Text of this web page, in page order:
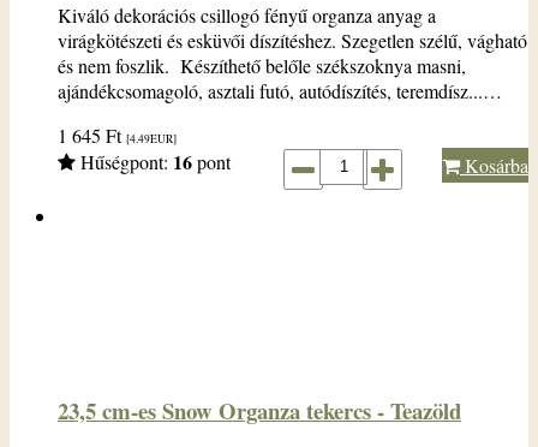
Kiváló dekorációs csillogó fényű organza anyag a
virágkötészeti és esküvői díszítéshez. Szegetlen szélű, vágható
és nem foszlik. Készíthető belőle székszoknya masni,
ajándékcsomagoló, asztali futó, autódíszítés, teremdísz...…
1 645 Ft [4.49EUR]
Hűségpont: 16pont Kosárba
23,5 cm-es Snow Organza tekercs - Teazöld